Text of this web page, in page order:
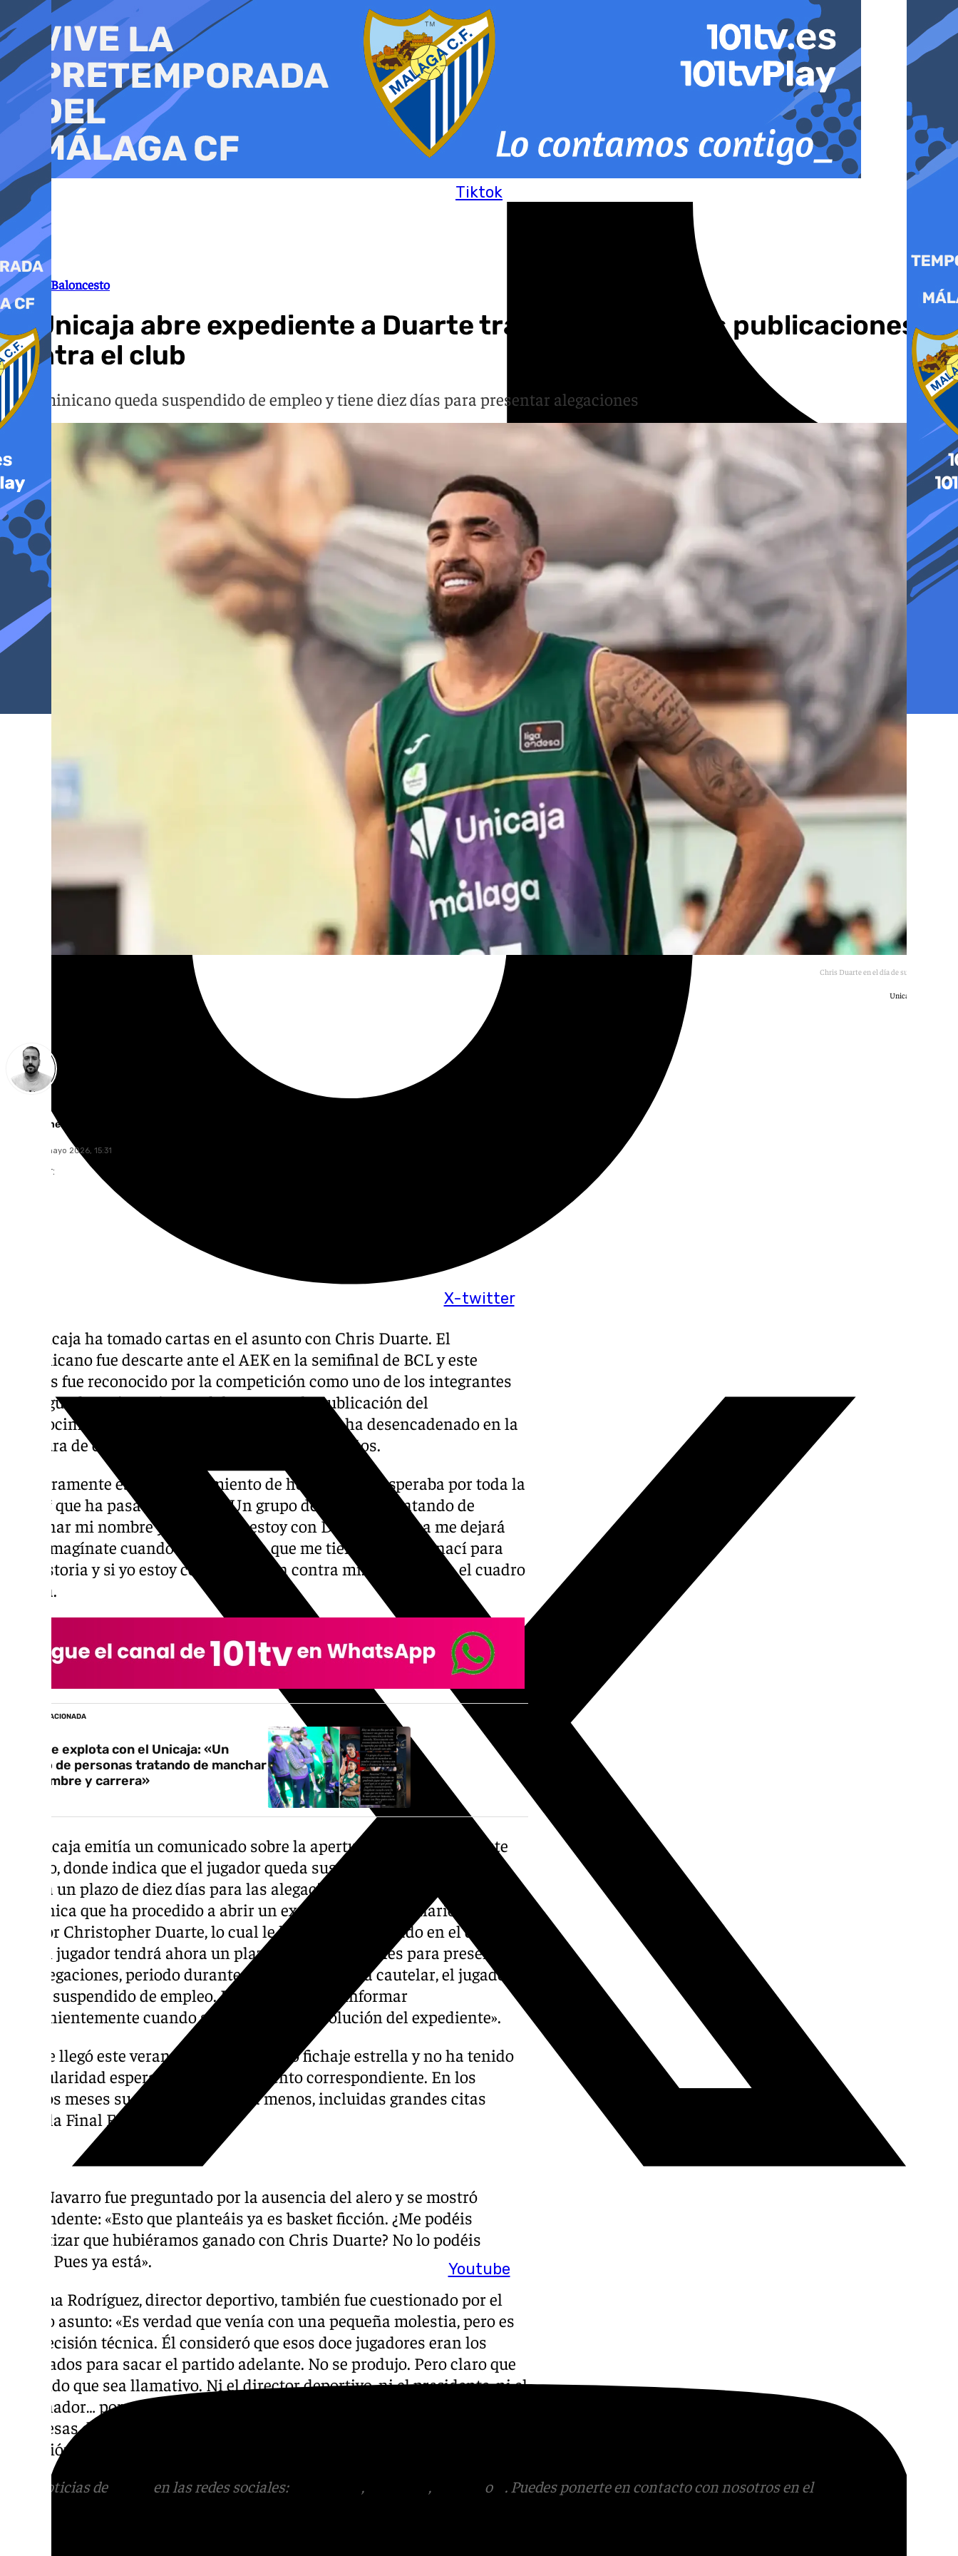
al
contenido
Tiktok
X-twitter
Youtube
Unicaja Baloncesto
El Unicaja abre expediente a Duarte tras sus polémicas publicaciones
contra el club
El dominicano queda suspendido de empleo y tiene diez días para presentar alegaciones
Chris Duarte en el día de su presentación
Unicaja Baloncesto
Pedro Jiménez
sábado, 9 mayo 2026, 15:31
Compartir:
El Unicaja ha tomado cartas en el asunto con Chris Duarte. El
dominicano fue descarte ante el AEK en la semifinal de BCL y este
viernes fue reconocido por la competición como uno de los integrantes
del segundo mejor quinteto del curso. En la publicación del
reconocimiento dejó un polémico mensaje, que ha desencadenado en la
apertura de expediente por parte de los malagueños.
«Sinceramente este reconocimiento de hoy no me lo esperaba por toda la
m***** que ha pasado este año. Un grupo de personas tratando de
manchar mi nombre y carrera. Yo estoy con Dios y el nunca me dejará
solo. Imagínate cuando corte la soga que me tiene atado. Yo nací para
ser historia y si yo estoy con Dios quien contra mí!!!», publicaba el cuadro
cajista.
NOTICIA RELACIONADA
Duarte explota con el Unicaja: «Un
grupo de personas tratando de manchar
mi nombre y carrera»
El Unicaja emitía un comunicado sobre la apertura de expediente este
sábado, donde indica que el jugador queda suspendido de empleo y
tendrá un plazo de diez días para las alegaciones: «Unicaja Baloncesto
comunica que ha procedido a abrir un expediente disciplinario al
jugador Christopher Duarte, lo cual le ha sido comunicado en el día de
hoy. El jugador tendrá ahora un plazo de 10 días hábiles para presentar
sus alegaciones, periodo durante el cual, y de forma cautelar, el jugador
queda suspendido de empleo. El Club volverá a informar
convenientemente cuando se produzca la resolución del expediente».
Duarte llegó este verano al Unicaja como fichaje estrella y no ha tenido
la regularidad esperada ni el rendimiento correspondiente. En los
últimos meses su minutaje ha ido a menos, incluidas grandes citas
como la Final Fur de la BCL.
Ibon Navarro fue preguntado por la ausencia del alero y se mostró
contundente: «Esto que planteáis ya es basket ficción. ¿Me podéis
garantizar que hubiéramos ganado con Chris Duarte? No lo podéis
hacer. Pues ya está».
Juanma Rodríguez, director deportivo, también fue cuestionado por el
mismo asunto: «Es verdad que venía con una pequeña molestia, pero es
una decisión técnica. Él consideró que esos doce jugadores eran los
adecuados para sacar el partido adelante. No se produjo. Pero claro que
entiendo que sea llamativo. Ni el director deportivo, ni el presidente, ni el
entrenador… por encima de todo está el club. Y si hay una persona que
toma esas decisiones, siempre se han respetado desde el club y la
dirección deportiva, y lo vamos a seguir haciendo».
Más noticias de en las redes sociales: , , o
. Puedes ponerte en contacto con nosotros en el